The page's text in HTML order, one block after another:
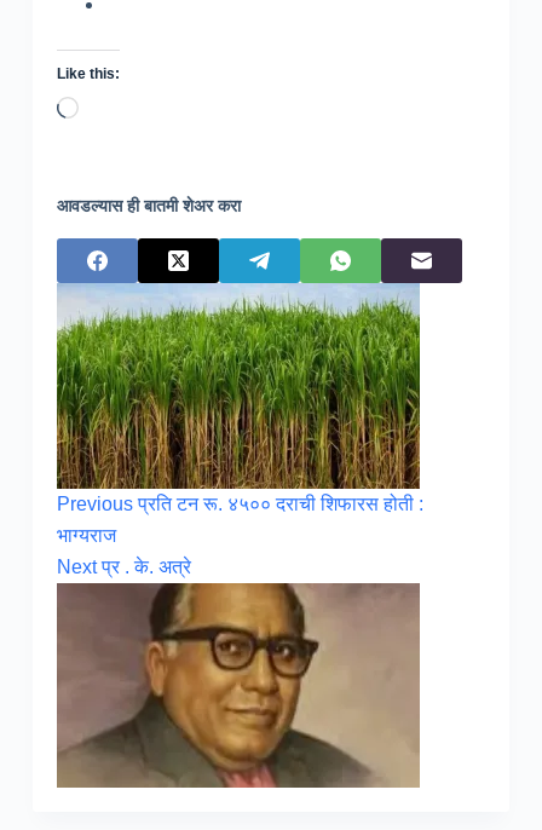
Like this:
Loading…
आवडल्यास ही बातमी शेअर करा
Previousप्रति टन रू. ४५०० दराची शिफारस होती :
भाग्यराज
Nextप्र . के. अत्रे